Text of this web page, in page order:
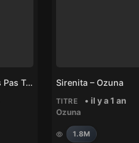
Silvàn Areg – J’sais Pas Trop Sirenita – Ozuna
TITRE • il y a 1 an
Ozuna
1.8M